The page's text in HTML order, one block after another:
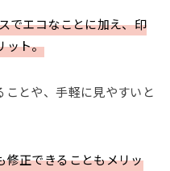
でエコなことに加え、印
ット。
ことや、手軽に見やすいと
修正できることもメリッ